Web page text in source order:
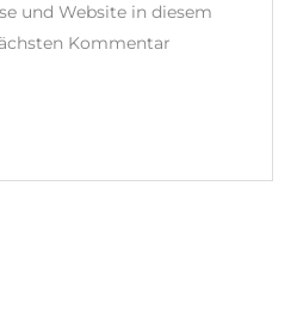
und Website in diesem
Kommentar